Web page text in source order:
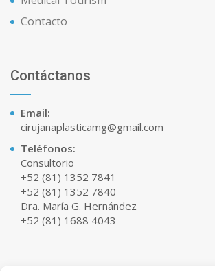
Contacto
Contáctanos
Email:
cirujanaplasticamg@gmail.com
Teléfonos:
Consultorio
+52 (81) 1352 7841
+52 (81) 1352 7840
Dra. María G. Hernández
+52 (81) 1688 4043